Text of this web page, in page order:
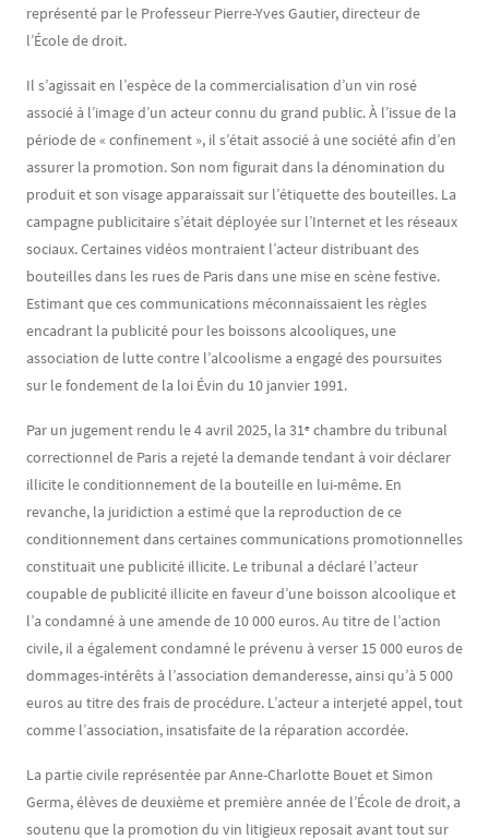
représenté par le Professeur Pierre-Yves Gautier, directeur de
l’École de droit.
Il s’agissait en l’espèce de la commercialisation d’un vin rosé
associé à l’image d’un acteur connu du grand public. À l’issue de la
période de « confinement », il s’était associé à une société afin d’en
assurer la promotion. Son nom figurait dans la dénomination du
produit et son visage apparaissait sur l’étiquette des bouteilles. La
campagne publicitaire s’était déployée sur l’Internet et les réseaux
sociaux. Certaines vidéos montraient l’acteur distribuant des
bouteilles dans les rues de Paris dans une mise en scène festive.
Estimant que ces communications méconnaissaient les règles
encadrant la publicité pour les boissons alcooliques, une
association de lutte contre l’alcoolisme a engagé des poursuites
sur le fondement de la loi Évin du 10 janvier 1991.
Par un jugement rendu le 4 avril 2025, la 31ᵉ chambre du tribunal
correctionnel de Paris a rejeté la demande tendant à voir déclarer
illicite le conditionnement de la bouteille en lui-même. En
revanche, la juridiction a estimé que la reproduction de ce
conditionnement dans certaines communications promotionnelles
constituait une publicité illicite. Le tribunal a déclaré l’acteur
coupable de publicité illicite en faveur d’une boisson alcoolique et
l’a condamné à une amende de 10 000 euros. Au titre de l’action
civile, il a également condamné le prévenu à verser 15 000 euros de
dommages-intérêts à l’association demanderesse, ainsi qu’à 5 000
euros au titre des frais de procédure. L’acteur a interjeté appel, tout
comme l’association, insatisfaite de la réparation accordée.
La partie civile représentée par Anne-Charlotte Bouet et Simon
Germa, élèves de deuxième et première année de l’École de droit, a
soutenu que la promotion du vin litigieux reposait avant tout sur